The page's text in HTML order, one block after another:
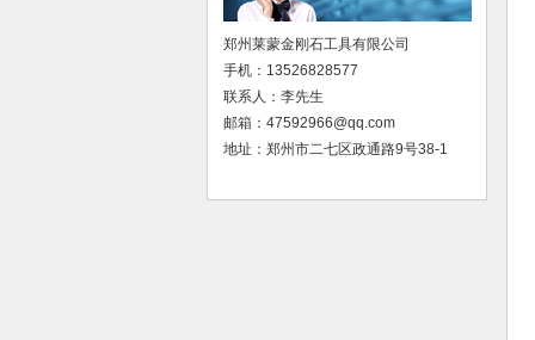
郑州莱蒙金刚石工具有限公司
手机：13526828577
联系人：李先生
邮箱：47592966@qq.com
地址：郑州市二七区政通路9号38-1